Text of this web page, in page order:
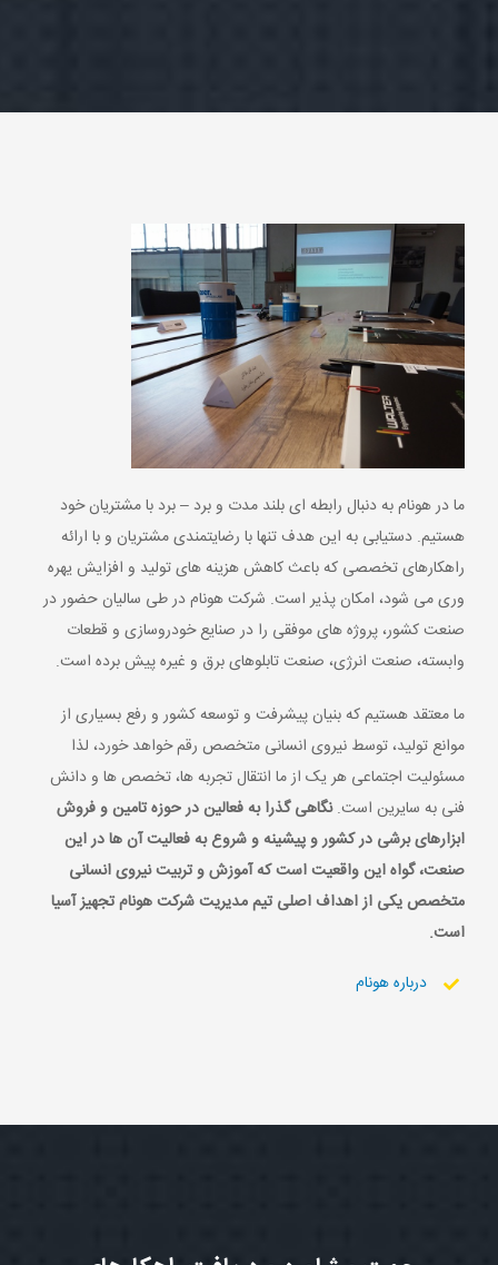
ما در هونام به دنبال رابطه ای بلند مدت و برد – برد با مشتریان خود
هستیم. دستیابی به این هدف تنها با رضایتمندی مشتریان و با ارائه
راهکارهای تخصصی که باعث کاهش هزینه های تولید و افزایش یهره
وری می شود، امکان پذیر است. شرکت هونام در طی سالیان حضور در
صنعت کشور، پروژه های موفقی را در صنایع خودروسازی و قطعات
وابسته، صنعت انرژی، صنعت تابلوهای برق و غیره پیش برده است.
ما معتقد هستیم که بنیان پیشرفت و توسعه کشور و رفع بسیاری از
موانع تولید، توسط نیروی انسانی متخصص رقم خواهد خورد، لذا
مسئولیت اجتماعی هر یک از ما انتقال تجربه ها، تخصص ها و دانش
فنی به سایرین است.نگاهی گذرا به فعالین در حوزه تامین و فروش
ابزارهای برشی در کشور و پیشینه و شروع به فعالیت آن ها در این
صنعت، گواه این واقعیت است که آموزش و تربیت نیروی انسانی
متخصص یکی از اهداف اصلی تیم مدیریت شرکت هونام تجهیز آسیا
است.
درباره هونام